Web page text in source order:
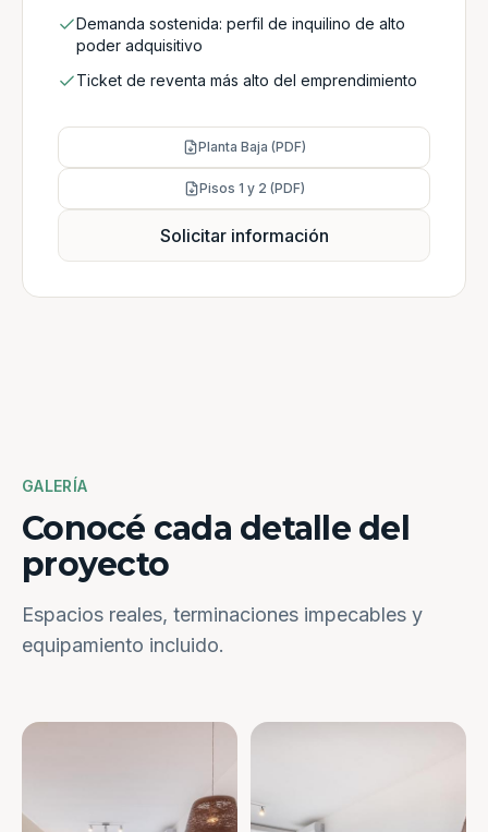
Demanda sostenida: perfil de inquilino de alto
poder adquisitivo
Ticket de reventa más alto del emprendimiento
Planta Baja (PDF)
Pisos 1 y 2 (PDF)
Solicitar información
GALERÍA
Conocé cada detalle del
proyecto
Espacios reales, terminaciones impecables y
equipamiento incluido.